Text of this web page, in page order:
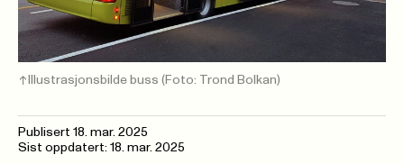
Illustrasjonsbilde buss (Foto: Trond Bolkan)
Publisert 18. mar. 2025
Sist oppdatert: 18. mar. 2025